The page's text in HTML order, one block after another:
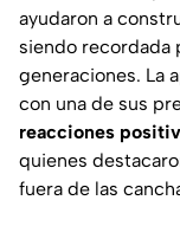
ayudaron a
siendo recordada
generaciones. La
con una de sus
reacciones
quienes
fuera de las